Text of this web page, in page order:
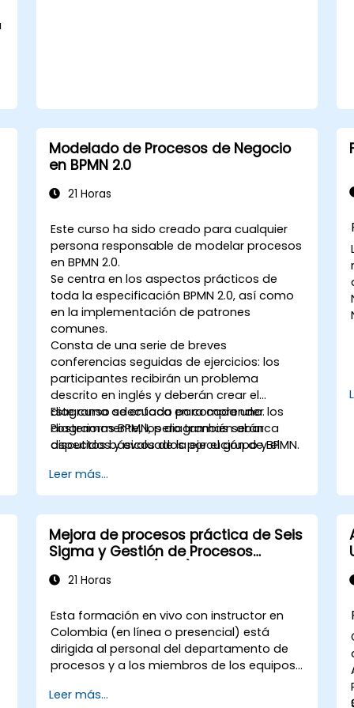
Modelado de Procesos de Negocio
en BPMN 2.0
21 Horas
Este curso ha sido creado para cualquier
persona responsable de modelar procesos
en BPMN 2.0.
Se centra en los aspectos prácticos de
toda la especificación BPMN 2.0, así como
en la implementación de patrones
comunes.
Consta de una serie de breves
conferencias seguidas de ejercicios: los
participantes recibirán un problema
descrito en inglés y deberán crear el
diagrama adecuado para cada uno.
Posteriormente, los diagramas serán
discutidos y evaluados por el grupo y el
Este curso se enfoca en comprender los
diagramas BPMN, pero también abarca
aspectos básicos de la ejecución de BPMN.
Leer más...
Mejora de procesos práctica de Seis
Sigma y Gestión de Procesos
operativos
21 Horas
Esta formación en vivo con instructor en
Colombia (en línea o presencial) está
dirigida al personal del departamento de
procesos y a los miembros de los equipos
prácticas de mejora de procesos utilizando
Leer más...